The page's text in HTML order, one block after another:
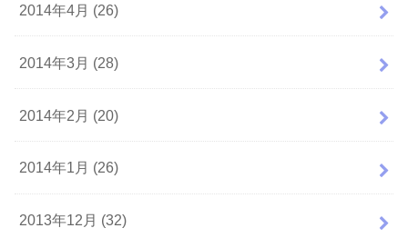
2014年4月 (26)
2014年3月 (28)
2014年2月 (20)
2014年1月 (26)
2013年12月 (32)